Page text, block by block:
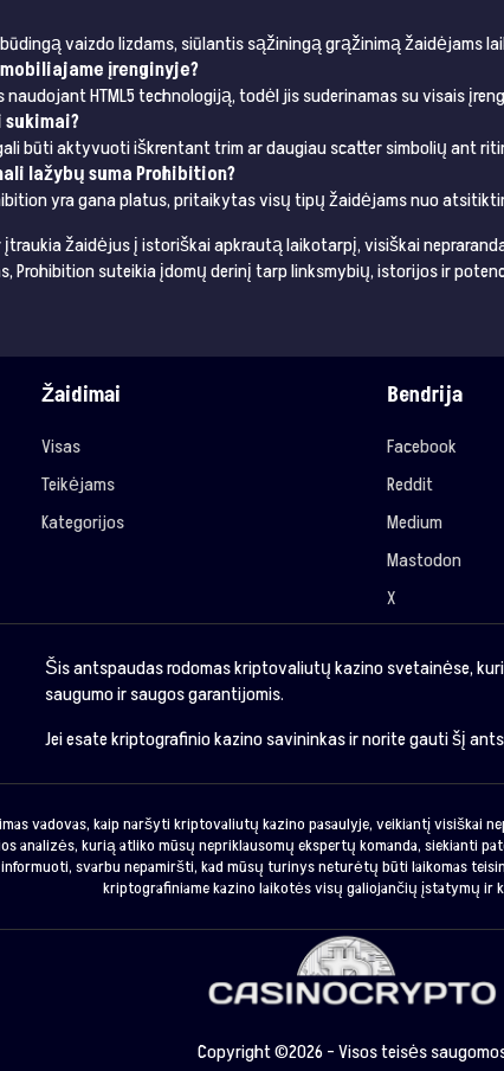
būdingą vaizdo lizdams, siūlantis sąžiningą grąžinimą žaidėjams
įrenginyje?
naudojant HTML5 technologiją, todėl jis suderinamas su visais
sukimai?
būti aktyvuoti iškrentant trim ar daugiau scatter simbolių ant
lažybų suma Prohibition?
yra gana platus, pritaikytas visų tipų žaidėjams nuo
žaidėjus į istoriškai apkrautą laikotarpį, visiškai
Prohibition suteikia įdomų derinį tarp linksmybių, istorijos ir
Žaidimai
Visas
Teikėjams
Kategorijos
Bendrija
Facebook
Reddit
Medium
Mastodon
X
Šis antspaudas rodomas kriptovaliutų kazino svetainėse,
saugumo ir saugos garantijomis.
Jei esate kriptografinio kazino savininkas ir norite gauti šį
vadovas, kaip naršyti kriptovaliutų kazino pasaulyje, veikiantį visiškai
analizės, kurią atliko mūsų nepriklausomų ekspertų komanda, siekianti
svarbu nepamiršti, kad mūsų turinys neturėtų būti laikomas
kriptografiniame kazino laikotės visų galiojančių įstatymų ir
Copyright ©2026 - Visos teisės